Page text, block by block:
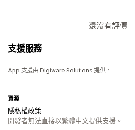
還沒有評價
支援服務
App 支援由 Digiware Solutions 提供。
資源
隱私權政策
開發者無法直接以繁體中文提供支援。